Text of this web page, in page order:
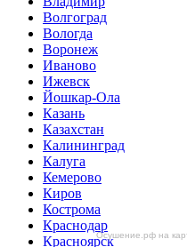
Осушение.рф на
Волгоград
Вологда
Воронеж
Иваново
Ижевск
Йошкар-Ола
Казань
Казахстан
Калининград
Калуга
Кемерово
Киров
Кострома
Краснодар
Красноярск